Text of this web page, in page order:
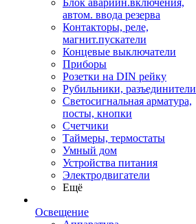
Блок аварийн.включения,
автом. ввода резерва
Контакторы, реле,
магнит.пускатели
Концевые выключатели
Приборы
Розетки на DIN рейку
Рубильники, разъединители
Светосигнальная арматура,
посты, кнопки
Счетчики
Таймеры, термостаты
Умный дом
Устройства питания
Электродвигатели
Ещё
Освещение